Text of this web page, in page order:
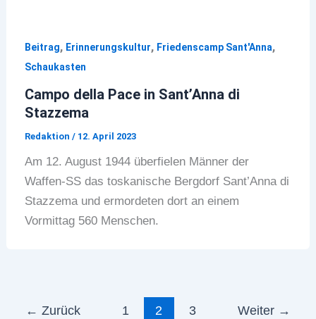
Beitrag, Erinnerungskultur, Friedenscamp Sant'Anna,
Schaukasten
Campo della Pace in Sant’Anna di
Stazzema
Redaktion / 12. April 2023
Am 12. August 1944 überfielen Männer der
Waffen-SS das toskanische Bergdorf Sant’Anna di
Stazzema und ermordeten dort an einem
Vormittag 560 Menschen.
← Zurück 1 2 3 Weiter →